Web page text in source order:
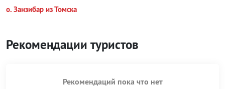
о. Занзибар из Томска
Рекомендации туристов
Рекомендаций пока что нет